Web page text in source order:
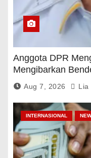
Anggota DPR
Mengibarkan
Tanda Rasa Terima
Aug 7, 2026 Lia
INTERNASIONAL